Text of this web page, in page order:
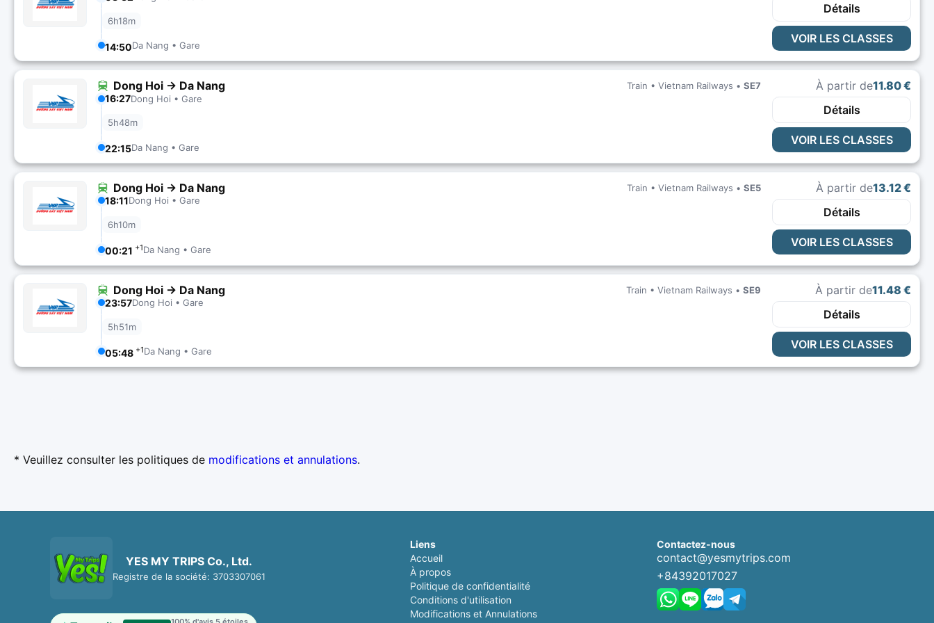
6h18m
14:50Da Nang • Gare
Détails
VOIR LES CLASSES
Dong Hoi → Da Nang Train • Vietnam Railways • SE7
16:27Dong Hoi • Gare
5h48m
22:15Da Nang • Gare
À partir de11.80 €
Détails
VOIR LES CLASSES
Dong Hoi → Da Nang Train • Vietnam Railways • SE5
18:11Dong Hoi • Gare
6h10m
00:21 +1Da Nang • Gare
À partir de13.12 €
Détails
VOIR LES CLASSES
Dong Hoi → Da Nang Train • Vietnam Railways • SE9
23:57Dong Hoi • Gare
5h51m
05:48 +1Da Nang • Gare
À partir de11.48 €
Détails
VOIR LES CLASSES
* Veuillez consulter les politiques de modifications et annulations.
YES MY TRIPS Co., Ltd.
Registre de la société: 3703307061
Liens
Accueil
À propos
Politique de confidentialité
Conditions d'utilisation
Modifications et Annulations
Contactez-nous
contact@yesmytrips.com
+84392017027